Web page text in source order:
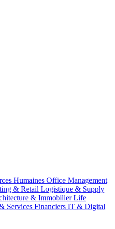
Humaines Office Management
& Retail Logistique & Supply
& ImmobilierLife
Services Financiers IT & Digital